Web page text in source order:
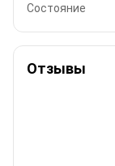
Состояние
Отзывы